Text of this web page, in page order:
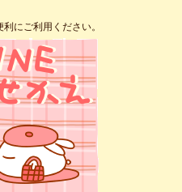
にご利用ください。